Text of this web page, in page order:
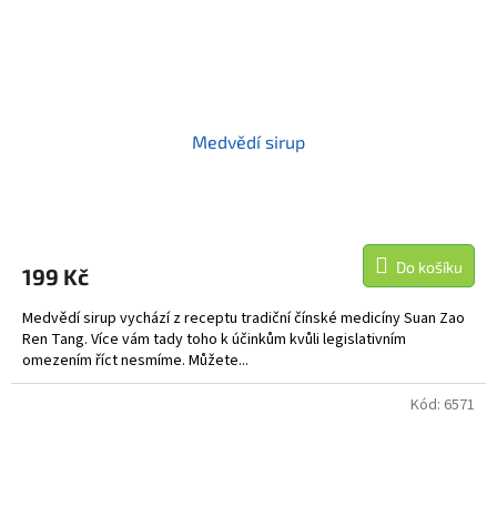
Medvědí sirup
199 Kč Do košíku
Medvědí sirup vychází z receptu tradiční čínské medicíny Suan Zao
Ren Tang. Více vám tady toho k účinkům kvůli legislativním
omezením říct nesmíme. Můžete...
Kód: 6571